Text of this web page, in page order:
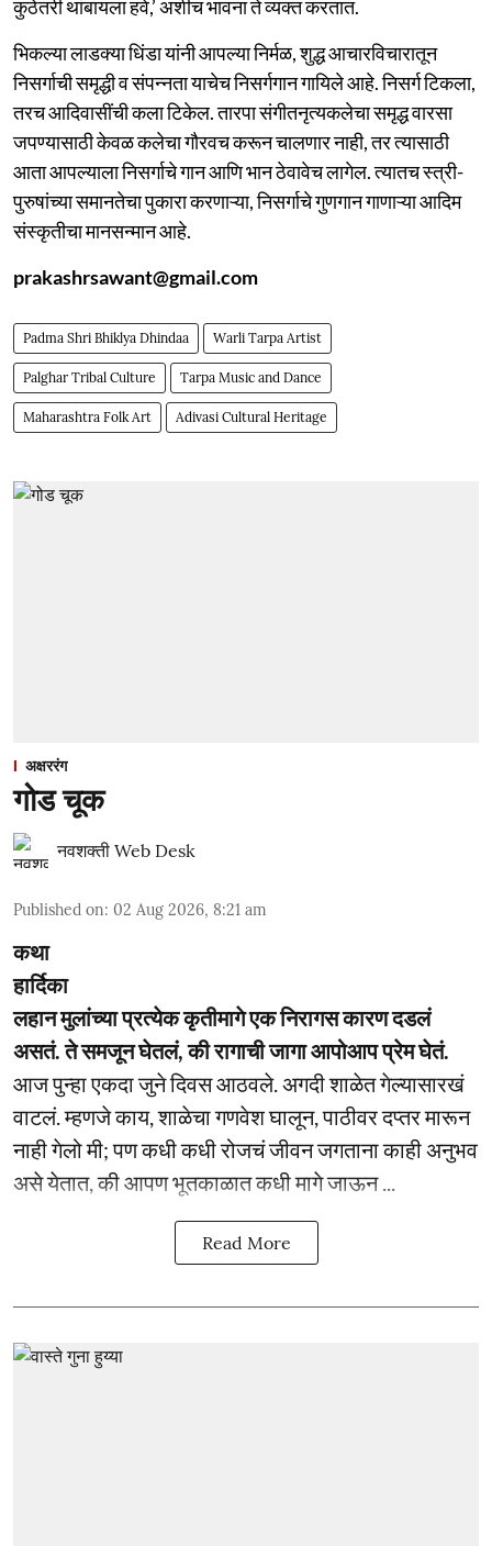
कुठेतरी थांबायला हवे,’ अशीच भावना ते व्यक्त करतात.
भिकल्या लाडक्या धिंडा यांनी आपल्या निर्मळ, शुद्ध आचारविचारातून
निसर्गाची समृद्धी व संपन्नता याचेच निसर्गगान गायिले आहे. निसर्ग टिकला,
तरच आदिवासींची कला टिकेल. तारपा संगीतनृत्यकलेचा समृद्ध वारसा
जपण्यासाठी केवळ कलेचा गौरवच करून चालणार नाही, तर त्यासाठी
आता आपल्याला निसर्गाचे गान आणि भान ठेवावेच लागेल. त्यातच स्त्री-
पुरुषांच्या समानतेचा पुकारा करणाऱ्या, निसर्गाचे गुणगान गाणाऱ्या आदिम
संस्कृतीचा मानसन्मान आहे.
prakashrsawant@gmail.com
Padma Shri Bhiklya Dhindaa Warli Tarpa Artist
Palghar Tribal Culture Tarpa Music and Dance
Maharashtra Folk Art Adivasi Cultural Heritage
अक्षररंग
गोड चूक
नवशक्ती Web Desk
Published on: 02 Aug 2026, 8:21 am
कथा
हार्दिका
लहान मुलांच्या प्रत्येक कृतीमागे एक निरागस कारण दडलं
असतं. ते समजून घेतलं, की रागाची जागा आपोआप प्रेम घेतं.
आज पुन्हा एकदा जुने दिवस आठवले. अगदी शाळेत गेल्यासारखं
वाटलं. म्हणजे काय, शाळेचा गणवेश घालून, पाठीवर दप्तर मारून
नाही गेलो मी; पण कधी कधी रोजचं जीवन जगताना काही अनुभव
असे येतात, की आपण भूतकाळात कधी मागे जाऊन ...
Read More